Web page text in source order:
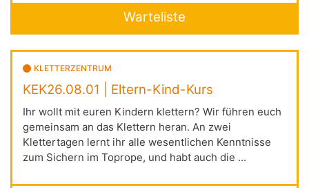
Warteliste
KLETTERZENTRUM
KEK26.08.01 | Eltern-Kind-Kurs
Ihr wollt mit euren Kindern klettern? Wir führen euch
gemeinsam an das Klettern heran. An zwei
Klettertagen lernt ihr alle wesentlichen Kenntnisse
zum Sichern im Toprope, und habt auch die ...